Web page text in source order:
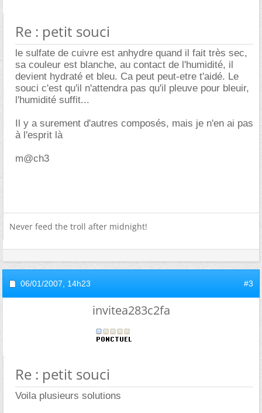
Re : petit souci
le sulfate de cuivre est anhydre quand il fait très sec,
sa couleur est blanche, au contact de l'humidité, il
devient hydraté et bleu. Ca peut peut-etre t'aidé. Le
souci c'est qu'il n'attendra pas qu'il pleuve pour bleuir,
l'humidité suffit...
Il y a surement d'autres composés, mais je n'en ai pas
à l'esprit là
m@ch3
Never feed the troll after midnight!
06/01/2007, 14h23 #3
invitea283c2fa
Re : petit souci
Voila plusieurs solutions